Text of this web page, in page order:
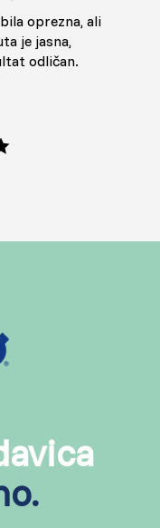
oprezna, ali
je jasna,
odličan.